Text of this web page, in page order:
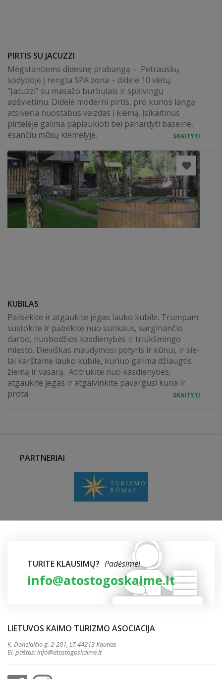
PIRTIS SU JACUZZI
Mėgstantiems didesnę prabangą – Petrauskų
sodyboje į rengta SPA zona – didelė 10 vietų
“Jacuzzi” su masažo burbulais ir spalvingų
apšvietimu. Didelė moderni pirtis, pro kurios langą
atsiveria nuostabus vaizdas i kiemą. Įsikaitinus
pirtelėje galima paplaukioti bei panardyti baseine,
esančiu mūsų kiemelyje.
SKAITYTI
KUBILAS
Pailsėkite ir atgaukite jėgas lauko kubile. Trumpam
sustokite ir pabėkite nuo sunkaus, varginančio
darbo, nuobodžios kasdienybės ir triukšmingo
miesto. Dieviškas mau­dy­mo­si po­ty­ris ir kū­nui, ir sie­
lai karštame lauko ku­bi­le, ku­riuo ga­li­ma džiaug­tis
žie­mą ir va­sa­rą. Atitrukite nuo kasdienybes,
atgaukite jegas ir atgaivinkite pavargusi kuna ir
prota.
SKAITYTI
PARTNERIAI
TURITE KLAUSIMŲ? Padėsime!
info@atostogoskaime.lt
LIETUVOS KAIMO TURIZMO ASOCIACIJA
K. Donelaičio g. 2-201, LT-44213 Kaunas
El. paštas:info@atostogoskaime.lt